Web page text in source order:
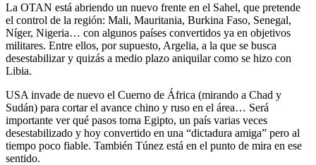
La OTAN está abriendo un nuevo frente en el Sahel, que pretende
el control de la región: Mali, Mauritania, Burkina Faso, Senegal,
Níger, Nigeria… con algunos países convertidos ya en objetivos
militares. Entre ellos, por supuesto, Argelia, a la que se busca
desestabilizar y quizás a medio plazo aniquilar como se hizo con
Libia.
USA invade de nuevo el Cuerno de África (mirando a Chad y
Sudán) para cortar el avance chino y ruso en el área… Será
importante ver qué pasos toma Egipto, un país varias veces
desestabilizado y hoy convertido en una “dictadura amiga” pero al
tiempo poco fiable. También Túnez está en el punto de mira en ese
sentido.